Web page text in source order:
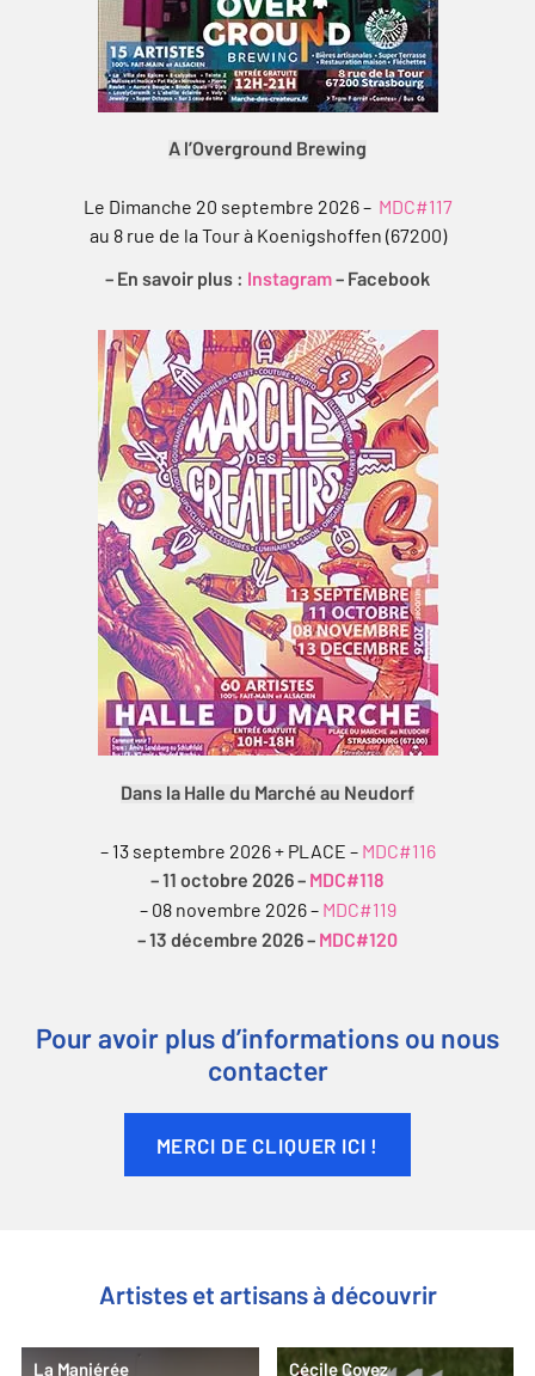
A l’Overground Brewing
Le Dimanche 20 septembre 2026 – MDC#117
au 8 rue de la Tour à Koenigshoffen (67200)
– En savoir plus : Instagram– Facebook
Dans la Halle du Marché au Neudorf
– 13 septembre 2026 + PLACE – MDC#116
– 11 octobre 2026 – MDC#118
– 08 novembre 2026 – MDC#119
– 13 décembre 2026 – MDC#120
Pour avoir plus d’informations ou nous
contacter
MERCI DE CLIQUER ICI !
Artistes et artisans à découvrir
La Maniérée
Cécile Coyez